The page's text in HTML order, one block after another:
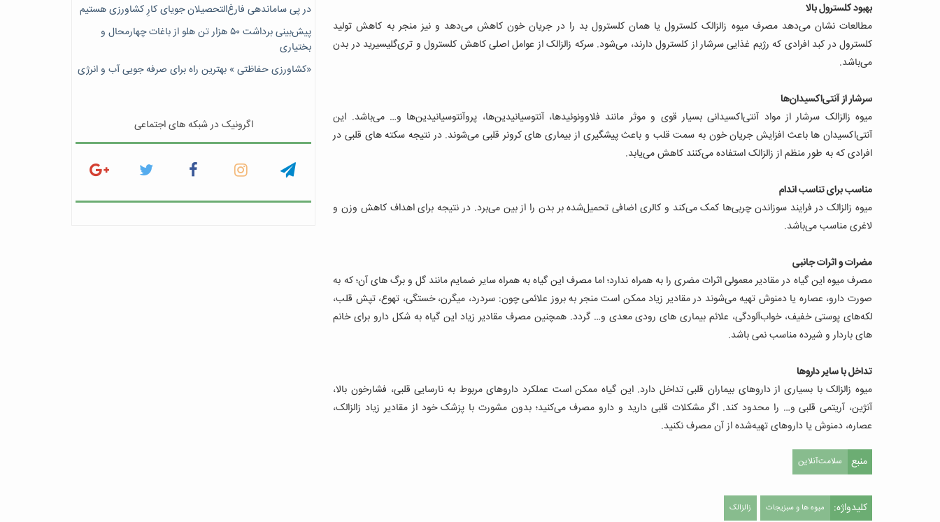
بهبود کلسترول بالا
مطالعات نشان می‌دهد مصرف میوه زالزالک کلسترول یا‌‌ همان کلسترول بد را در جریان خون کاهش می‌دهد و نیز منجر به کاهش تولید
کلسترول در کبد افرادی که رژیم غذایی سرشار از کلسترول دارند، می‌شود. سرکه زالزالک از عوامل اصلی کاهش کلسترول و تری‌گلیسیرید در بدن
می‌باشد.
سرشار از آنتی‌اکسیدان‌ها
میوه زالزالک سرشار از مواد آنتی‌اکسیدانی بسیار قوی و موثر مانند فلاوونوئید‌ها، آنتوسیانیدین‌ها، پروآنتوسیانیدین‌ها و… می‌باشد. این
آنتی‌اکسیدان‌ ها باعث افزایش جریان خون به سمت قلب و باعث پیشگیری از بیماری‌ های کرونر قلبی می‌شوند. در نتیجه سکته‌ های قلبی در
افرادی که به طور منظم از زالزالک استفاده می‌کنند کاهش می‌یابد.
مناسب برای تناسب اندام
میوه زالزالک در فرایند سوزاندن چربی‌ها کمک می‌کند و کالری اضافی تحمیل‌شده بر بدن را از بین می‌برد. در نتیجه برای اهداف کاهش وزن و
لاغری مناسب می‌باشد.
مضرات و اثرات جانبی
مصرف میوه این گیاه در مقادیر معمولی اثرات مضری را به همراه ندارد؛ اما مصرف این گیاه به همراه سایر ضمایم مانند گل و برگ‌ های آن؛ که به
صورت دارو، عصاره یا دمنوش تهیه می‌شوند در مقادیر زیاد ممکن است منجر به بروز علائمی چون: سردرد، میگرن، خستگی، تهوع، تپش قلب،
لکه‌های پوستی خفیف، خواب‌آلودگی، علائم بیماری‌ های رودی معدی و… گردد. همچنین مصرف مقادیر زیاد این گیاه به شکل دارو برای خانم‌
های باردار و شیرده مناسب نمی‌ باشد.
تداخل با سایر دارو‌ها
میوه زالزالک با بسیاری از داروهای بیماران قلبی تداخل دارد. این گیاه ممکن است عملکرد داروهای مربوط به نارسایی قلبی، فشارخون بالا،
آنژین، آریتمی قلبی و… را محدود کند. اگر مشکلات قلبی دارید و دارو مصرف می‌کنید؛ بدون مشورت با پزشک خود از مقادیر زیاد زالزالک،
عصاره، دمنوش یا داروهای تهیه‌شده از آن مصرف نکنید.
منبع سلامت‌آنلاین
کلیدواژه: میوه ها و سبزیجات زالزالک
در پی ساماندهی فارغ‌التحصیلان جویای کارِ کشاورزی هستیم
پیش‎‌بینی برداشت ۵۰ هزار تن هلو از باغات چهارمحال و
بختیاری
«کشاورزی حفاظتی » بهترین راه برای صرفه جویی آب و انرژی
اگرونیک در شبکه های اجتماعی